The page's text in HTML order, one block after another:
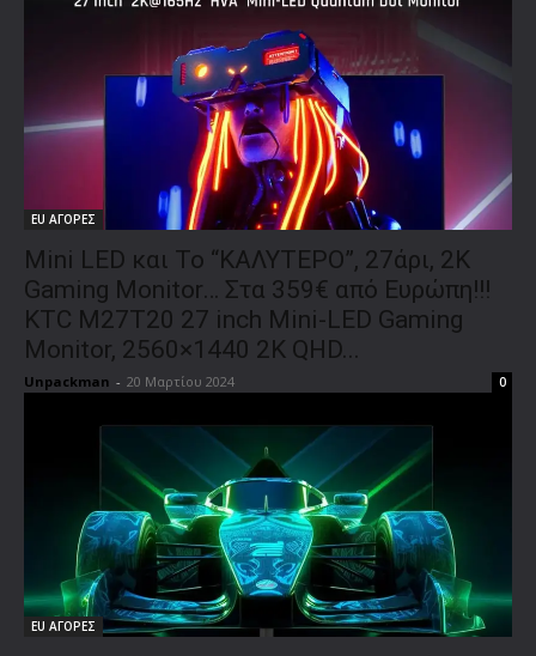
EU ΑΓΟΡΕΣ
Mini LED και Το “ΚΑΛΥΤΕΡΟ”, 27άρι, 2K
Gaming Monitor… Στα 359€ από Ευρώπη!!!
KTC M27T20 27 inch Mini-LED Gaming
Monitor, 2560×1440 2K QHD...
Unpackman - 20 Μαρτίου 2024 0
EU ΑΓΟΡΕΣ